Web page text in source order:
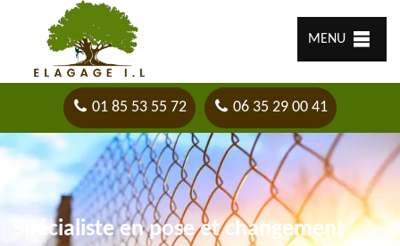
MENU
01 85 53 55 72 06 35 29 00 41
Spécialiste en pose et changement